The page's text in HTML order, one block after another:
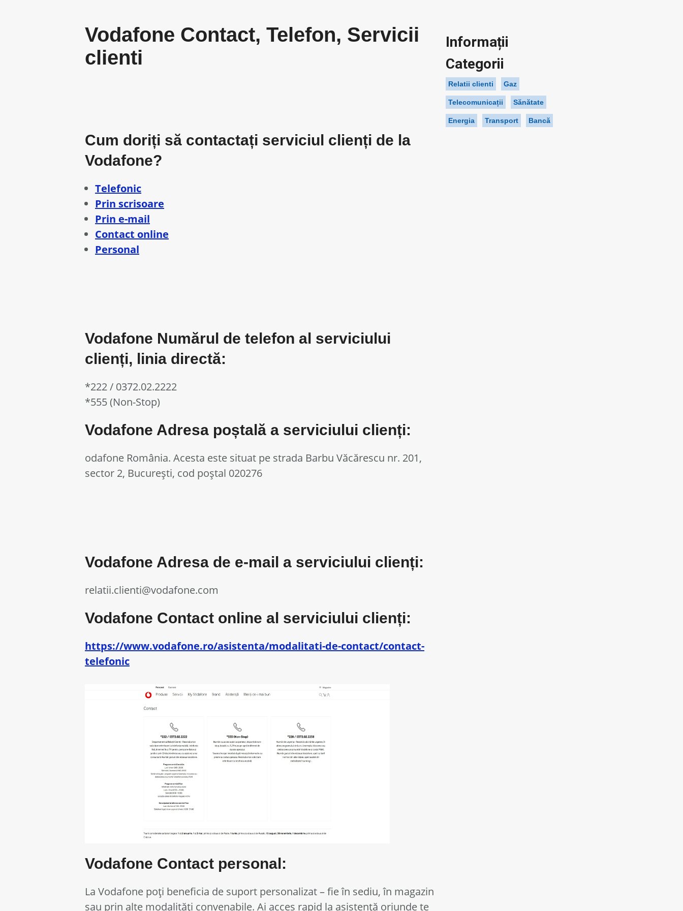
Vodafone Contact, Telefon, Servicii
clienti
Cum doriți să contactați serviciul clienți de la
Vodafone?
Telefonic
Prin scrisoare
Prin e-mail
Contact online
Personal
Vodafone Numărul de telefon al serviciului
clienți, linia directă:
*222 / 0372.02.2222
*555 (Non-Stop)
Vodafone Adresa poștală a serviciului clienți:
odafone România. Acesta este situat pe strada Barbu Văcărescu nr. 201,
sector 2, București, cod poștal 020276
Vodafone Adresa de e-mail a serviciului clienți:
relatii.clienti@vodafone.com
Vodafone Contact online al serviciului clienți:
https://www.vodafone.ro/asistenta/modalitati-de-contact/contact-
telefonic
Vodafone Contact personal:
La Vodafone poți beneficia de suport personalizat – fie în sediu, în magazin
sau prin alte modalități convenabile. Ai acces rapid la asistență oriunde te
Informații
Categorii
Relatii clienti Gaz
Telecomunicații Sănătate
Energia Transport Bancă